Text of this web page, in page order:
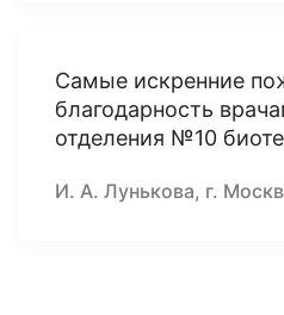
Самые искренние
благодарность
отделения №10
И. А. Лунькова, г.